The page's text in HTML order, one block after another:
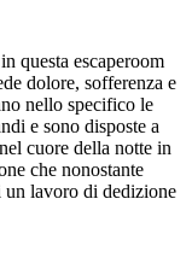
questa escaperoom
dolore, sofferenza e
nello specifico le
e sono disposte a
cuore della notte in
che nonostante
un lavoro di dedizione